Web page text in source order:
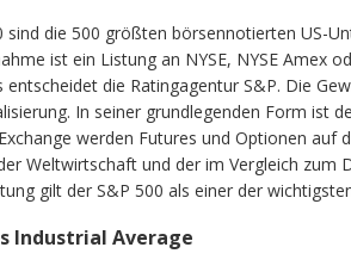
sind die 500 größten börsennotierten US-
ist ein Listung an NYSE, NYSE Amex
entscheidet die Ratingagentur S&P. Die
In seiner grundlegenden Form ist
werden Futures und Optionen auf
Weltwirtschaft und der im Vergleich zum
gilt der S&P 500 als einer der
Industrial Average